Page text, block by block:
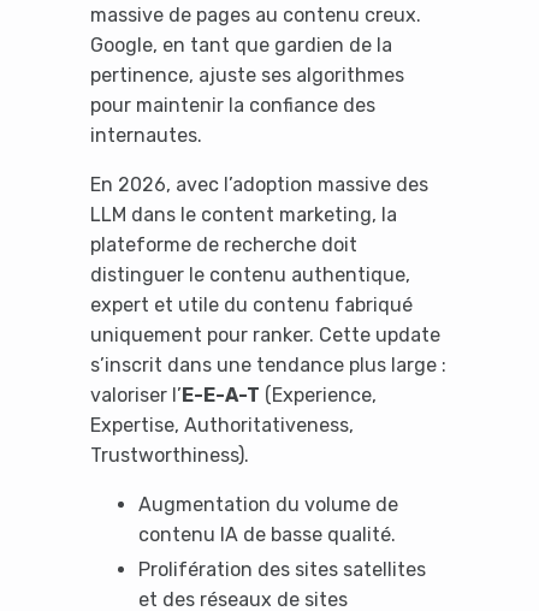
massive de pages au contenu creux.
Google, en tant que gardien de la
pertinence, ajuste ses algorithmes
pour maintenir la confiance des
internautes.
En 2026, avec l’adoption massive des
LLM dans le content marketing, la
plateforme de recherche doit
distinguer le contenu authentique,
expert et utile du contenu fabriqué
uniquement pour ranker. Cette update
s’inscrit dans une tendance plus large :
valoriser l’E-E-A-T (Experience,
Expertise, Authoritativeness,
Trustworthiness).
Augmentation du volume de
contenu IA de basse qualité.
Prolifération des sites satellites
et des réseaux de sites